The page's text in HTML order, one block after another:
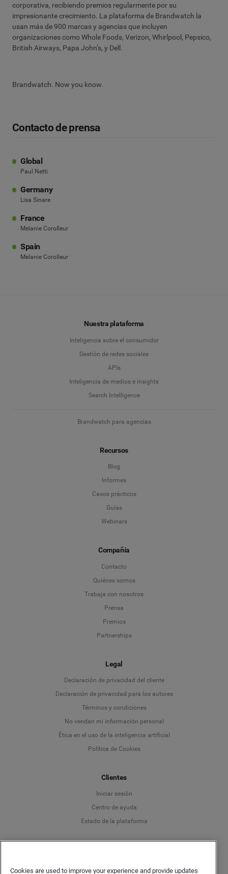
corporativa, recibiendo premios regularmente por su
impresionante crecimiento. La plataforma de Brandwatch la
usan más de 900 marcas y agencias que incluyen
organizaciones como Whole Foods, Verizon, Whirlpool, Pepsico,
British Airways, Papa John’s, y Dell.
Brandwatch. Now you know.
Contacto de prensa
Global
Paul Netti
Germany
Lisa Sinare
France
Melanie Corolleur
Spain
Melanie Corolleur
Nuestra plataforma
Inteligencia sobre el consumidor
Gestión de redes sociales
APIs
Inteligencia de medios e insights
Search Intelligence
Brandwatch para agencias
Recursos
Blog
Informes
Casos prácticos
Guías
Webinars
Compañía
Contacto
Quiénes somos
Trabaja con nosotros
Prensa
Premios
Partnerships
Legal
Declaración de privacidad del cliente
Declaración de privacidad para los autores
Términos y condiciones
No vendan mi información personal
Ética en el uso de la inteligencia artificial
Política de Cookies
Clientes
Iniciar sesión
Centro de ayuda
Estado de la plataforma
Language
Deutsch
English
Cookies are used to improve your experience and provide updates